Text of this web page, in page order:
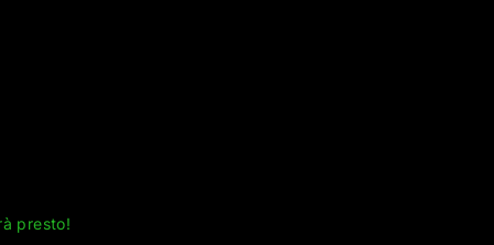
presto!